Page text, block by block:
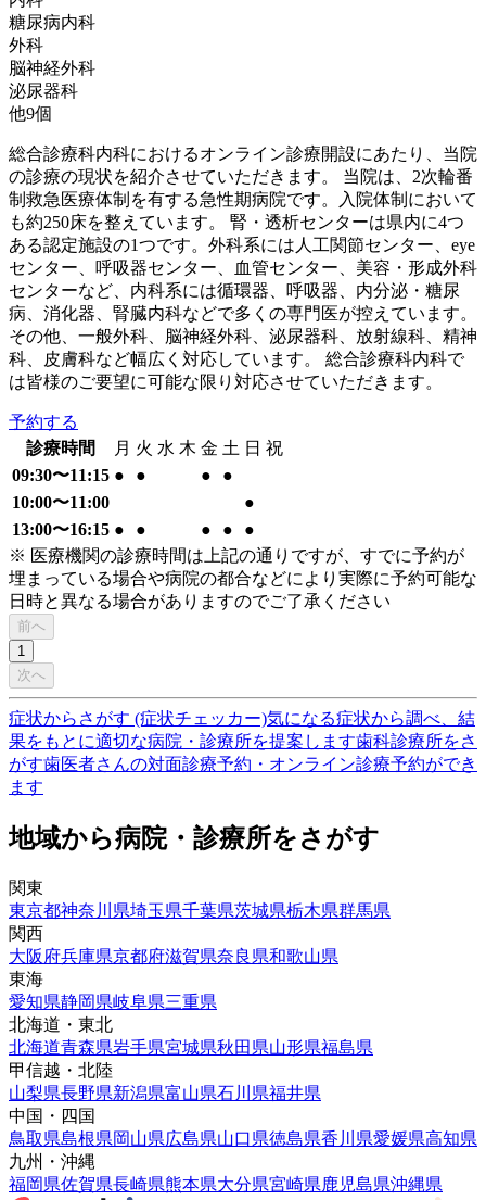
糖尿病内科
外科
脳神経外科
泌尿器科
他9個
総合診療科内科におけるオンライン診療開設にあたり、当院
の診療の現状を紹介させていただきます。 当院は、2次輪番
制救急医療体制を有する急性期病院です。入院体制において
も約250床を整えています。 腎・透析センターは県内に4つ
ある認定施設の1つです。外科系には人工関節センター、eye
センター、呼吸器センター、血管センター、美容・形成外科
センターなど、内科系には循環器、呼吸器、内分泌・糖尿
病、消化器、腎臓内科などで多くの専門医が控えています。
その他、一般外科、脳神経外科、泌尿器科、放射線科、精神
科、皮膚科など幅広く対応しています。 総合診療科内科で
は皆様のご要望に可能な限り対応させていただきます。
予約する
診療時間
月 火 水 木 金 土 日 祝
09:30〜11:15 ● ● ●
●
10:00〜11:00
●
13:00〜16:15 ● ● ● ●
●
※ 医療機関の診療時間は上記の通りですが、すでに予約が
埋まっている場合や病院の都合などにより実際に予約可能な
日時と異なる場合がありますのでご了承ください
前へ
1
次へ
症状からさがす (症状チェッカー)気になる症状から調べ、結
果をもとに適切な病院・診療所を提案します歯科診療所をさ
がす歯医者さんの対面診療予約・オンライン診療予約ができ
ます
地域から病院・診療所をさがす
関東
東京都神奈川県埼玉県千葉県茨城県栃木県群馬県
関西
大阪府兵庫県京都府滋賀県奈良県和歌山県
東海
愛知県静岡県岐阜県三重県
北海道・東北
北海道青森県岩手県宮城県秋田県山形県福島県
甲信越・北陸
山梨県長野県新潟県富山県石川県福井県
中国・四国
鳥取県島根県岡山県広島県山口県徳島県香川県愛媛県高知県
九州・沖縄
福岡県佐賀県長崎県熊本県大分県宮崎県鹿児島県沖縄県